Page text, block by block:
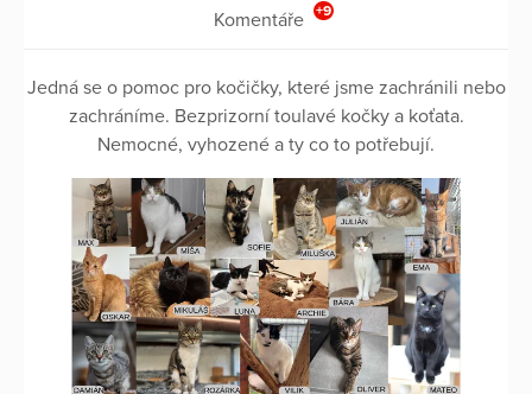
Komentáře +9
Jedná se o pomoc pro kočičky, které jsme zachránili nebo
zachráníme. Bezprizorní toulavé kočky a koťata.
Nemocné, vyhozené a ty co to potřebují.